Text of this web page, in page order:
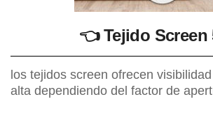
👈Tejido Screen
los tejidos screen ofrecen
alta dependiendo del factor de